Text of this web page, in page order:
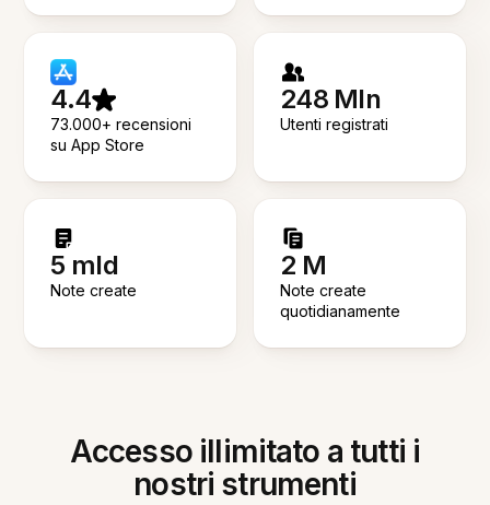
4.4
73.000+ recensioni
su App Store
248 Mln
Utenti registrati
5 mld
Note create
2 M
Note create
quotidianamente
Accesso illimitato a tutti i
nostri strumenti